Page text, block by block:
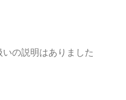
の説明はありました